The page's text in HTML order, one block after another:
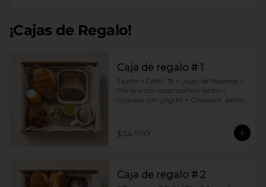
¡Cajas de Regalo!
Caja de regalo # 1
Tazón + Café / Té + Jugo de Naranja +
Panera con acompañamiento +
Granola con yogurt + Croissant Jamón
$34.990
Caja de regalo # 2